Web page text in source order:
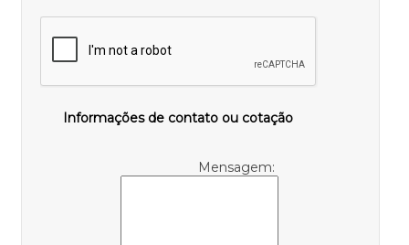
Informações de contato ou cotação
Mensagem: